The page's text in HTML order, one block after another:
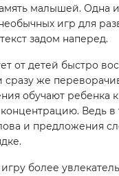
малышей. Одна
игр для
задом наперед.
от детей быстро
же
обучают ребенка
Ведь в
и предложения
более